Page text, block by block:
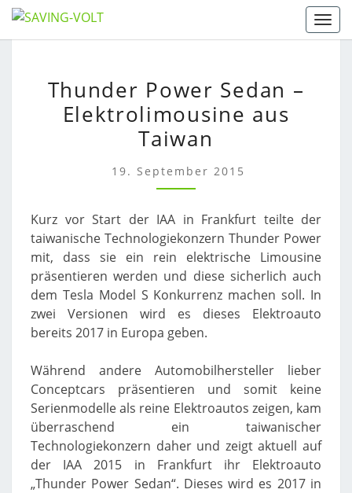
Skip
to
POWER
SEDAN
–
ELEKTROLIMOUSINE
AUS
TAIWAN
Thunder Power Sedan –
Elektrolimousine aus
Taiwan
19. September 2015
Kurz vor Start der IAA in Frankfurt teilte der
taiwanische Technologiekonzern Thunder Power
mit, dass sie ein rein elektrische Limousine
präsentieren werden und diese sicherlich auch
dem Tesla Model S Konkurrenz machen soll. In
zwei Versionen wird es dieses Elektroauto
bereits 2017 in Europa geben.
Während andere Automobilhersteller lieber
Conceptcars präsentieren und somit keine
Serienmodelle als reine Elektroautos zeigen, kam
überraschend ein taiwanischer
Technologiekonzern daher und zeigt aktuell auf
der IAA 2015 in Frankfurt ihr Elektroauto
„Thunder Power Sedan“. Dieses wird es 2017 in